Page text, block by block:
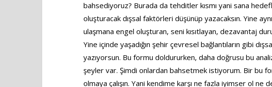
bahsediyoruz? Burada da tehditler kısmı yani sana
oluşturacak dışsal faktörleri düşünüp yazacaksın. Yine
ulaşmana engel oluşturan, seni kısıtlayan, dezavantaj
Yine içinde yaşadığın şehir çevresel bağlantıların gibi
yazıyorsun. Bu formu doldururken, daha doğrusu bu
şeyler var. Şimdi onlardan bahsetmek istiyorum. Bir bu
olmaya çalışın. Yani kendime karşı ne fazla iyimser ol ne